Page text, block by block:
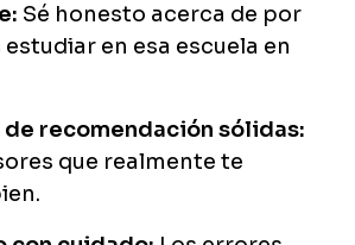
Sé honesto acerca de por
en esa escuela en
de recomendación sólidas:
que realmente te